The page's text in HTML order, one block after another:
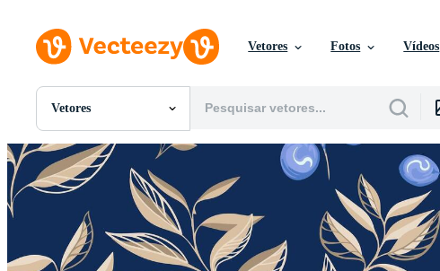
Vetores Fotos Vídeos
Vetores
Todas Imagens
Fotos
PNGs
PSDs
Modelos
Vetores
Videos